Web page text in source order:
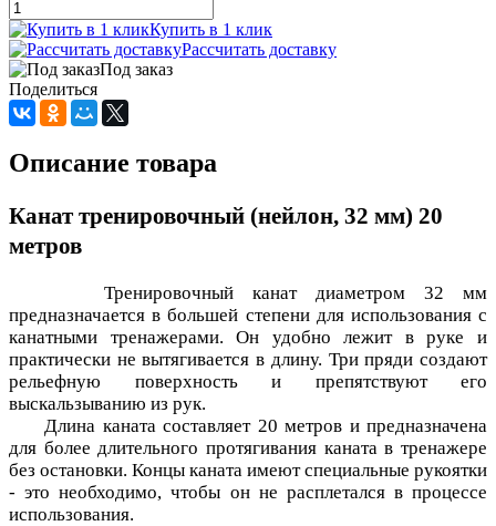
Купить в 1 клик
Рассчитать доставку
Под заказ
Поделиться
Описание товара
Канат тренировочный (нейлон, 32 мм) 20
метров
Тренировочный канат диаметром 32 мм
предназначается в большей степени для использования с
канатными тренажерами. Он удобно лежит в руке и
практически не вытягивается в длину. Три пряди создают
рельефную поверхность и препятствуют его
выскальзыванию из рук.
Длина каната составляет 20 метров и предназначена
для более длительного протягивания каната в тренажере
без остановки. Концы каната имеют специальные рукоятки
- это необходимо, чтобы он не расплетался в процессе
использования.